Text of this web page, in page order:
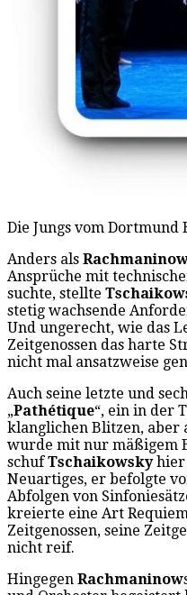
Die Jungs vom Dortmund
Anders als
Ansprüche mit
suchte, stellte
stetig wachsende
Und ungerecht, wie das
Zeitgenossen das harte
nicht mal ansatzweise
Auch seine letzte und
„Pathétique“, ein in der
klanglichen Blitzen, aber
wurde mit nur mäßigem
schufTschaikowskyhier
Neuartiges, er befolgte
Abfolgen von
kreierte eine Art Requiem
Zeitgenossen, seine
nicht reif.
Hingegen Rachmaninow